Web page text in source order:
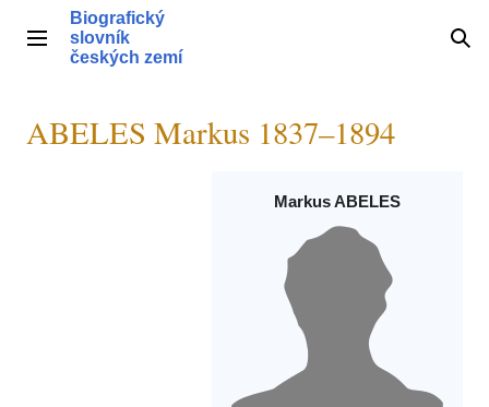
obsahHlavní menu
Biografický
slovník
českých zemí
ABELES Markus 1837–1894
Markus ABELES